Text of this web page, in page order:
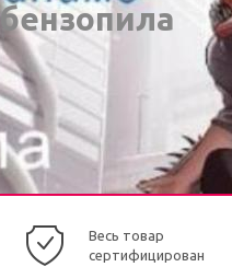
Весь товар
сертифицирован